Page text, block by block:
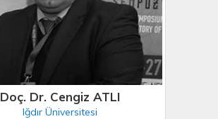
Doç. Dr. Cengiz ATLI
Iğdır Üniversitesi